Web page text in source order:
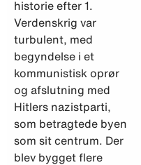
historie efter 1.
Verdenskrig var
turbulent, med
begyndelse i et
kommunistisk oprør
og afslutning med
Hitlers nazistparti,
som betragtede byen
som sit centrum. Der
blev bygget flere